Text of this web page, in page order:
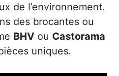
de l’environnement.
des brocantes ou
BHV ou Castorama
uniques.